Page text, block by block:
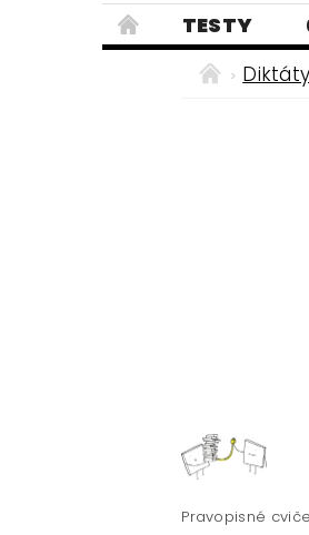
TESTY
PRAVOPIS
ČEŠTINA PRO
Pravopisné